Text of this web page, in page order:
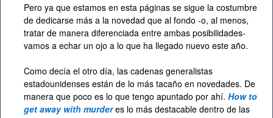
Pero ya que estamos en esta páginas se sigue la costumbre
de dedicarse más a la novedad que al fondo -o, al menos,
tratar de manera diferenciada entre ambas posibilidades-
vamos a echar un ojo a lo que ha llegado nuevo este año.
Como decía el otro día, las cadenas generalistas
estadounidenses están de lo más tacaño en novedades. De
manera que poco es lo que tengo apuntado por ahí. How to
get away with murderes lo más destacable dentro de las